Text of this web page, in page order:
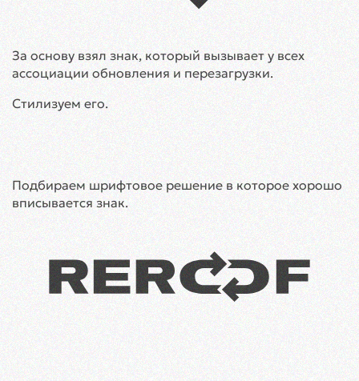
За основу взял знак, который вызывает у всех
ассоциации обновления и перезагрузки.
Стилизуем его.
Подбираем шрифтовое решение в которое хорошо
вписывается знак.